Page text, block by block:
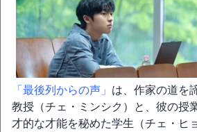
「最後列からの声」 は、作家の道を
教授（チェ・ミンシク）と、彼の授
才的な才能を秘めた学生（チェ・ヒ